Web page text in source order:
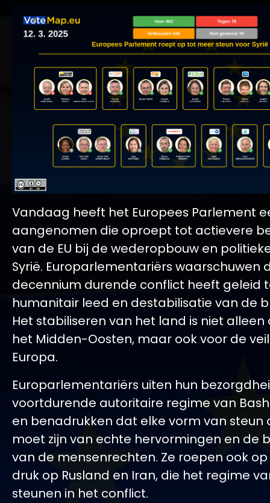
Vandaag heeft het Europees Parlement
aangenomen die oproept tot actievere
van de EU bij de wederopbouw en
Syrië. Europarlementariërs waarschuwen
decennium durende conflict heeft geleid
humanitair leed en destabilisatie van de
Het stabiliseren van het land is niet
het Midden-Oosten, maar ook voor de
Europa.
Europarlementariërs uiten hun
voortdurende autoritaire regime van
en benadrukken dat elke vorm van steun
moet zijn van echte hervormingen en de
van de mensenrechten. Ze roepen ook
druk op Rusland en Iran, die het regime
steunen in het conflict.